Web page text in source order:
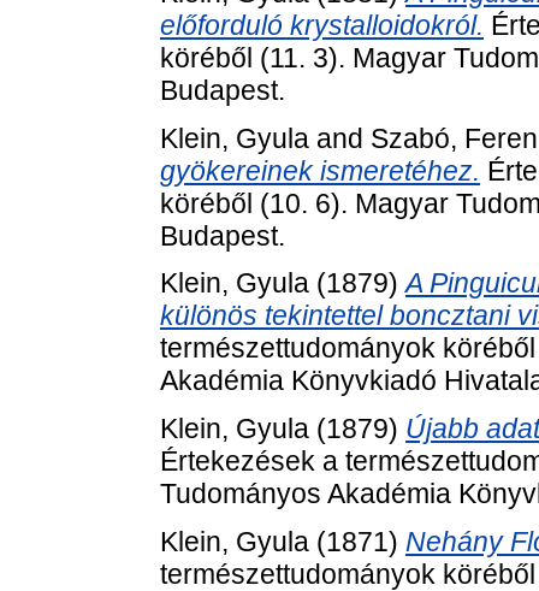
előforduló krystalloidokról.
köréből (11. 3). Magyar
Budapest.
Klein, Gyula and Szabó,
gyökereinek ismeretéhez.
köréből (10. 6). Magyar
Budapest.
Klein, Gyula (1879)A
különös tekintettel boncztani
természettudományok
Akadémia Könyvkiadó
Klein, Gyula (1879) Újabb
Értekezések a
Tudományos Akadémia
Klein, Gyula (1871) Nehány
természettudományok